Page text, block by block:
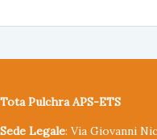
Tota Pulchra APS-ETS
Sede Legale: Via Giovanni